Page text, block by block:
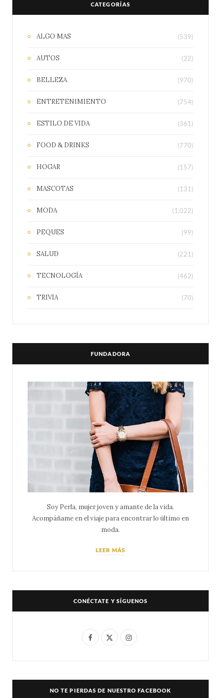
CATEGORÍAS
ALGO MAS (539)
AUTOS (22)
BELLEZA (970)
ENTRETENIMIENTO (754)
ESTILO DE VIDA (361)
FOOD & DRINKS (770)
HOGAR (157)
MASCOTAS (131)
MODA (1.022)
PEQUES (99)
SALUD (221)
TECNOLOGÍA (462)
TRIVIA (70)
FUNDADORA
Soy Perla, mujer joven y amante de la vida.
Acompáñame en el viaje para encontrar lo último en
moda.
LEER MÁS
CONÉCTATE Y SÍGUENOS
F
e
X
w
I
t
NO TE PIERDAS DE NUESTRO FACEBOOK